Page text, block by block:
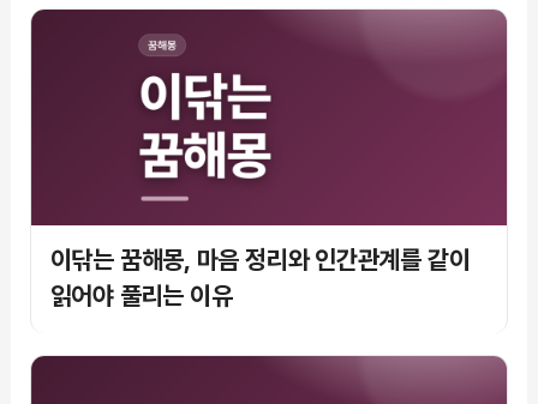
이닦는 꿈해몽, 마음 정리와 인간관계를 같이
읽어야 풀리는 이유